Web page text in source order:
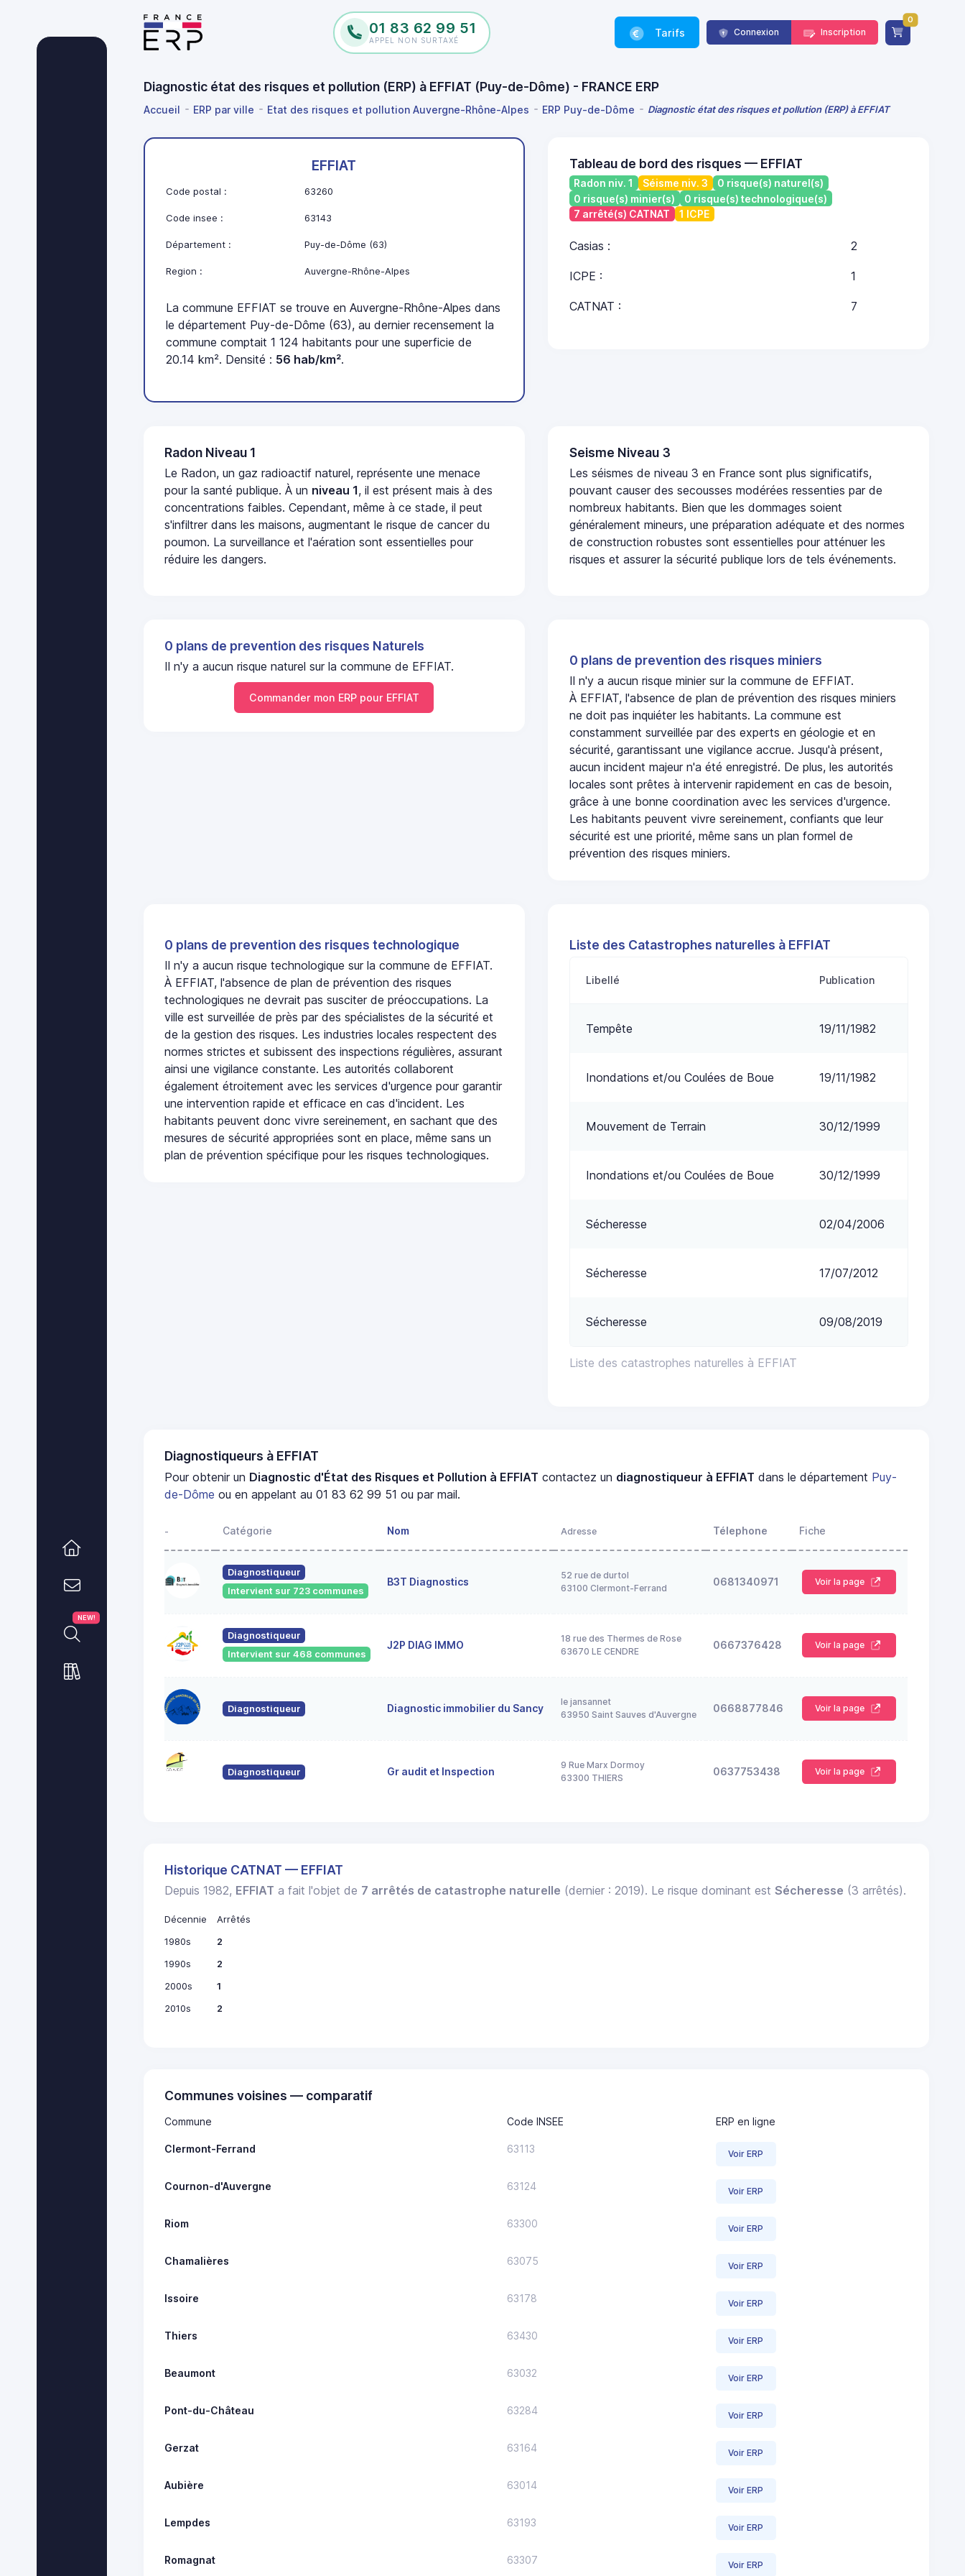
01 83 62 99 51
APPEL NON SURTAXÉ
Tarifs Connexion Inscription
0
Diagnostic état des risques et pollution (ERP) à EFFIAT (Puy-de-Dôme) - FRANCE ERP
Accueil ERP par ville Etat des risques et pollution Auvergne-Rhône-Alpes ERP Puy-de-Dôme Diagnostic état des risques et pollution (ERP) à EFFIAT
NEW!
EFFIAT
Code postal : 63260
Code insee : 63143
Département : Puy-de-Dôme (63)
Region : Auvergne-Rhône-Alpes
La commune EFFIAT se trouve en Auvergne-Rhône-Alpes dans
le département Puy-de-Dôme (63), au dernier recensement la
commune comptait 1 124 habitants pour une superficie de
20.14 km². Densité : 56 hab/km².
Tableau de bord des risques — EFFIAT
Radon niv. 1 Séisme niv. 3
0 risque(s) naturel(s)
0 risque(s) minier(s)
0 risque(s) technologique(s)
7 arrêté(s) CATNAT
1 ICPE
Casias : 2
ICPE : 1
CATNAT : 7
Radon Niveau 1
Le Radon, un gaz radioactif naturel, représente une menace
pour la santé publique. À un niveau 1, il est présent mais à des
concentrations faibles. Cependant, même à ce stade, il peut
s'infiltrer dans les maisons, augmentant le risque de cancer du
poumon. La surveillance et l'aération sont essentielles pour
réduire les dangers.
Seisme Niveau 3
Les séismes de niveau 3 en France sont plus significatifs,
pouvant causer des secousses modérées ressenties par de
nombreux habitants. Bien que les dommages soient
généralement mineurs, une préparation adéquate et des normes
de construction robustes sont essentielles pour atténuer les
risques et assurer la sécurité publique lors de tels événements.
0 plans de prevention des risques Naturels
Il n'y a aucun risque naturel sur la commune de EFFIAT.
Commander mon ERP pour EFFIAT
0 plans de prevention des risques miniers
Il n'y a aucun risque minier sur la commune de EFFIAT.
À EFFIAT, l'absence de plan de prévention des risques miniers
ne doit pas inquiéter les habitants. La commune est
constamment surveillée par des experts en géologie et en
sécurité, garantissant une vigilance accrue. Jusqu'à présent,
aucun incident majeur n'a été enregistré. De plus, les autorités
locales sont prêtes à intervenir rapidement en cas de besoin,
grâce à une bonne coordination avec les services d'urgence.
Les habitants peuvent vivre sereinement, confiants que leur
sécurité est une priorité, même sans un plan formel de
prévention des risques miniers.
0 plans de prevention des risques technologique
Il n'y a aucun risque technologique sur la commune de EFFIAT.
À EFFIAT, l'absence de plan de prévention des risques
technologiques ne devrait pas susciter de préoccupations. La
ville est surveillée de près par des spécialistes de la sécurité et
de la gestion des risques. Les industries locales respectent des
normes strictes et subissent des inspections régulières, assurant
ainsi une vigilance constante. Les autorités collaborent
également étroitement avec les services d'urgence pour garantir
une intervention rapide et efficace en cas d'incident. Les
habitants peuvent donc vivre sereinement, en sachant que des
mesures de sécurité appropriées sont en place, même sans un
plan de prévention spécifique pour les risques technologiques.
Liste des Catastrophes naturelles à EFFIAT
Liste des catastrophes naturelles à EFFIAT
Libellé Publication
Tempête 19/11/1982
Inondations et/ou Coulées de Boue 19/11/1982
Mouvement de Terrain 30/12/1999
Inondations et/ou Coulées de Boue 30/12/1999
Sécheresse 02/04/2006
Sécheresse 17/07/2012
Sécheresse 09/08/2019
Diagnostiqueurs à EFFIAT
Pour obtenir un Diagnostic d'État des Risques et Pollution à EFFIAT contactez un diagnostiqueur à EFFIAT dans le département Puy-
de-Dôme ou en appelant au 01 83 62 99 51 ou par mail.
- Catégorie Nom Adresse Télephone Fiche
Diagnostiqueur
Intervient sur 723 communes
B3T Diagnostics
52 rue de durtol
63100 Clermont-Ferrand
0681340971 Voir la page
Diagnostiqueur
Intervient sur 468 communes
J2P DIAG IMMO
18 rue des Thermes de Rose
63670 LE CENDRE
0667376428 Voir la page
Diagnostiqueur Diagnostic immobilier du Sancy
le jansannet
63950 Saint Sauves d'Auvergne
0668877846 Voir la page
Diagnostiqueur Gr audit et Inspection
9 Rue Marx Dormoy
63300 THIERS
0637753438 Voir la page
Historique CATNAT — EFFIAT
Depuis 1982, EFFIAT a fait l'objet de 7 arrêtés de catastrophe naturelle (dernier : 2019). Le risque dominant estSécheresse (3 arrêtés).
Décennie
Arrêtés
1980s
2
1990s
2
2000s
1
2010s
2
Communes voisines — comparatif
Commune Code INSEE ERP en ligne
Clermont-Ferrand 63113 Voir ERP
Cournon-d'Auvergne 63124 Voir ERP
Riom 63300 Voir ERP
Chamalières 63075 Voir ERP
Issoire 63178 Voir ERP
Thiers 63430 Voir ERP
Beaumont 63032 Voir ERP
Pont-du-Château 63284 Voir ERP
Gerzat 63164 Voir ERP
Aubière 63014 Voir ERP
Lempdes 63193 Voir ERP
Romagnat 63307 Voir ERP